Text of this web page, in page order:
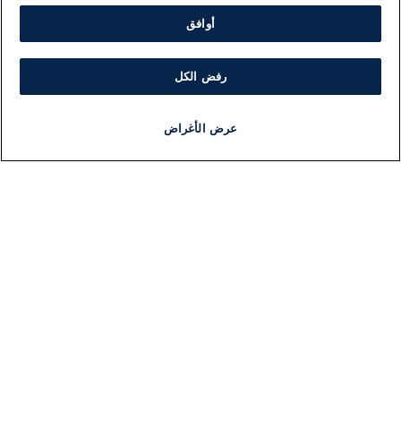
لهذه المحاولات استنادا الى معلومات استخباراتية أولية،
بالإضافة إلى تحديد ومراقبة الزوارق المشبوهة التي
تتحرك في هذا المسار.
أوافق
رفض الكل
عرض الأغراض